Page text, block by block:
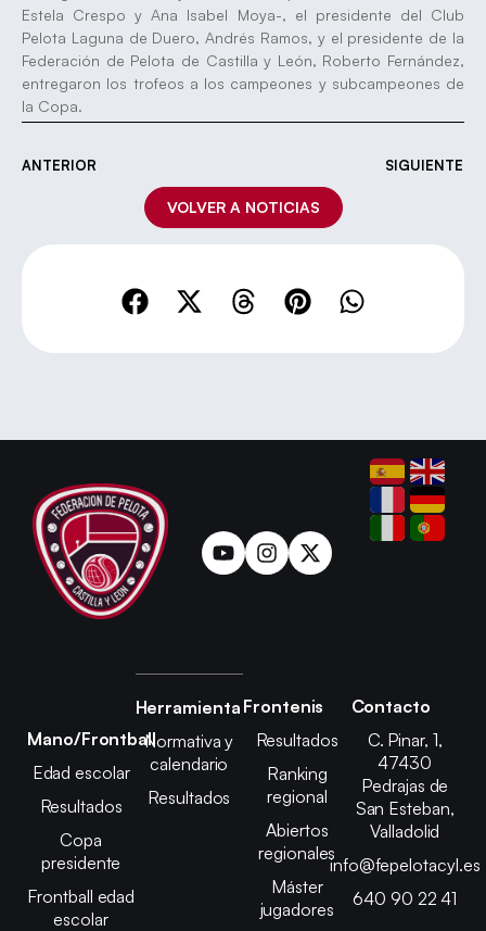
Estela Crespo y Ana Isabel Moya-, el presidente del Club
Pelota Laguna de Duero, Andrés Ramos, y el presidente de la
Federación de Pelota de Castilla y León, Roberto Fernández,
entregaron los trofeos a los campeones y subcampeones de
la Copa.
ANTERIOR SIGUIENTE
VOLVER A NOTICIAS
Mano/Frontball
Edad escolar
Resultados
Copa
presidente
Frontball edad
escolar
Herramienta
Normativa y
calendario
Resultados
Frontenis
Resultados
Ranking
regional
Abiertos
regionales
Máster
jugadores
Contacto
C. Pinar, 1,
47430
Pedrajas de
San Esteban,
Valladolid
info@fepelotacyl.es
640 90 22 41